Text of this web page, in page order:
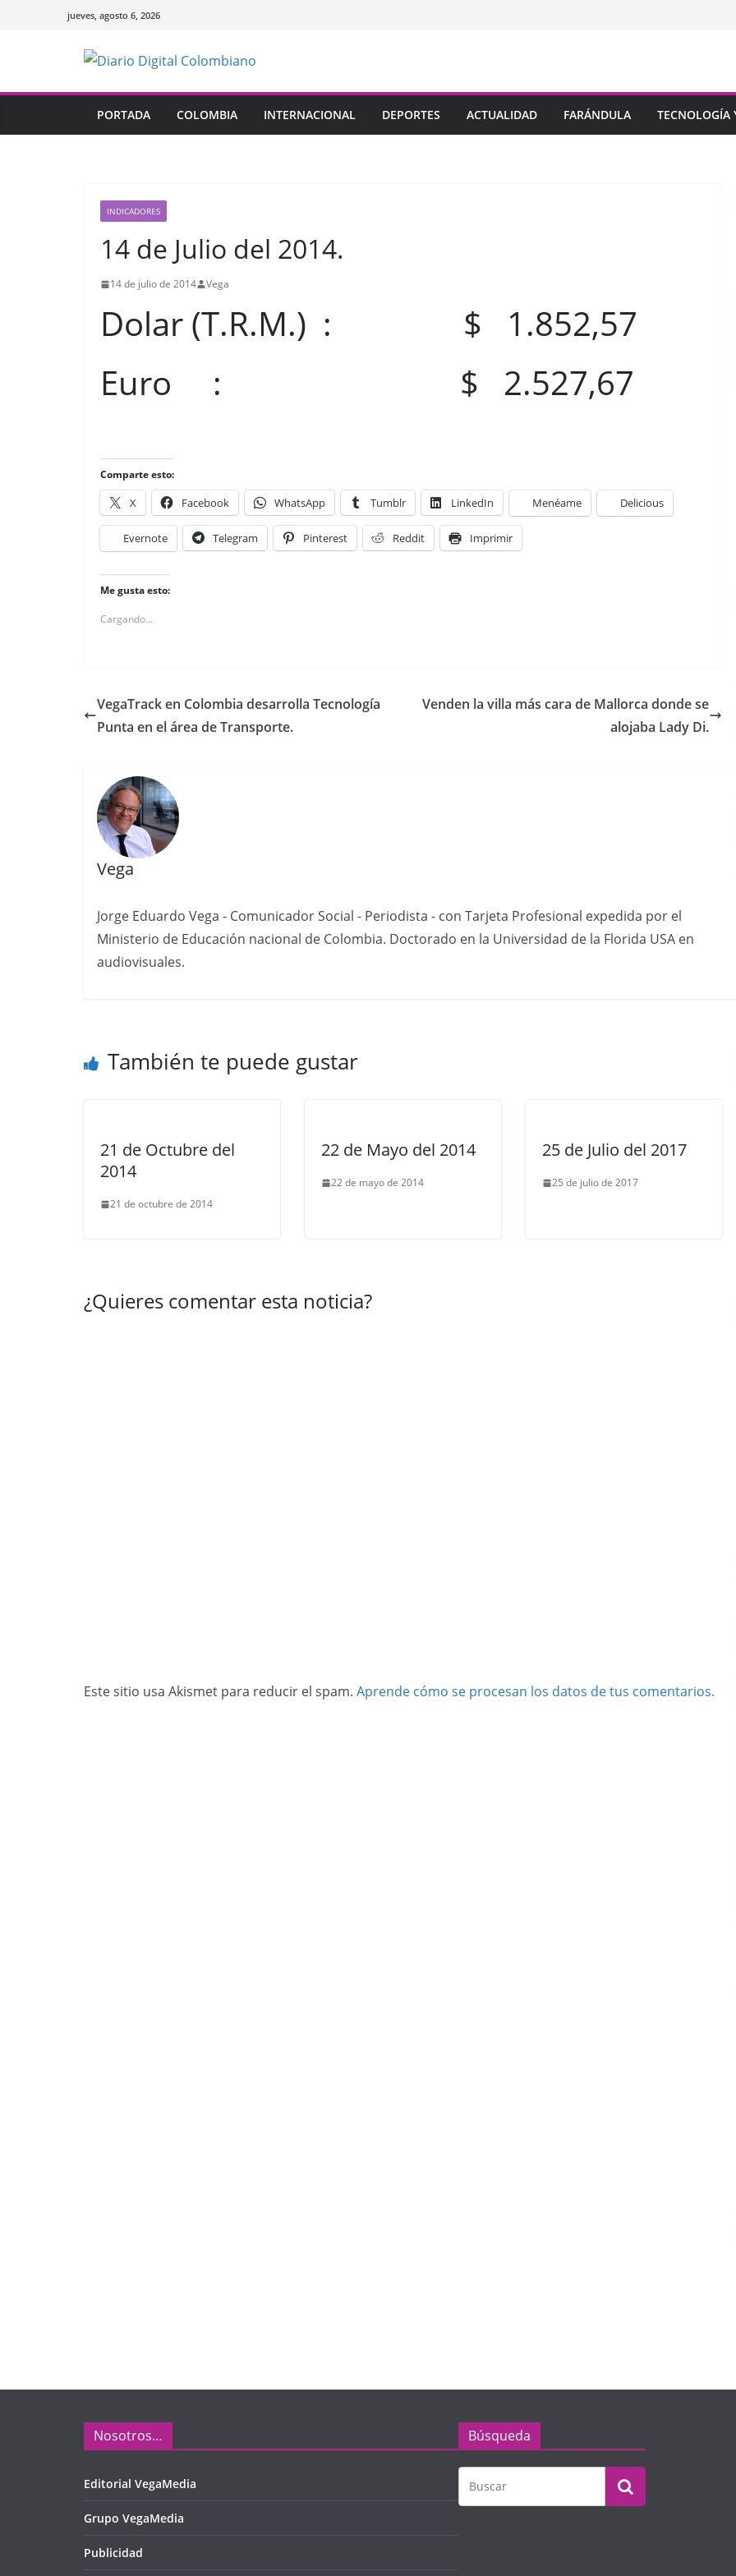
jueves, agosto 6, 2026
PORTADA COLOMBIA INTERNACIONAL DEPORTES ACTUALIDAD FARÁNDULA TECNOLOGÍA
INDICADORES
14 de Julio del 2014.
14 de julio de 2014 Vega
Dolar (T.R.M.) : $ 1.852,57
Euro : $ 2.527,67
Comparte esto:
X Facebook WhatsApp Tumblr LinkedIn Menéame Delicious
Evernote Telegram Pinterest Reddit Imprimir
Me gusta esto:
Cargando...
VegaTrack en Colombia desarrolla Tecnología
Punta en el área de Transporte.
Venden la villa más cara de Mallorca donde se
alojaba Lady Di.
Vega
Jorge Eduardo Vega - Comunicador Social - Periodista - con Tarjeta Profesional expedida por el
Ministerio de Educación nacional de Colombia. Doctorado en la Universidad de la Florida USA en
audiovisuales.
También te puede gustar
21 de Octubre del
2014
21 de octubre de 2014
22 de Mayo del 2014
22 de mayo de 2014
25 de Julio del 2017
25 de julio de 2017
¿Quieres comentar esta noticia?
Este sitio usa Akismet para reducir el spam. Aprende cómo se procesan los datos de tus comentarios.
Nosotros…
Editorial VegaMedia
Grupo VegaMedia
Publicidad
Búsqueda